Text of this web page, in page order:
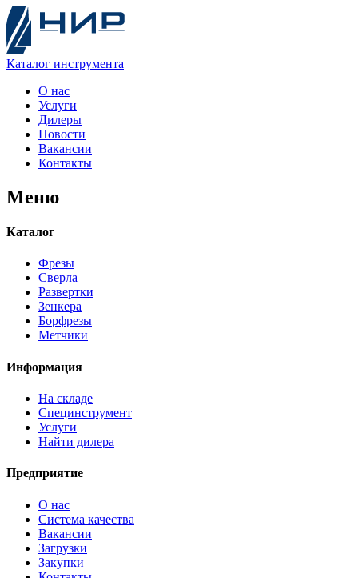
Каталог инструмента
О нас
Услуги
Дилеры
Новости
Вакансии
Контакты
Меню
Каталог
Фрезы
Сверла
Развертки
Зенкера
Борфрезы
Метчики
Информация
На складе
Специнструмент
Услуги
Найти дилера
Предприятие
О нас
Система качества
Вакансии
Загрузки
Закупки